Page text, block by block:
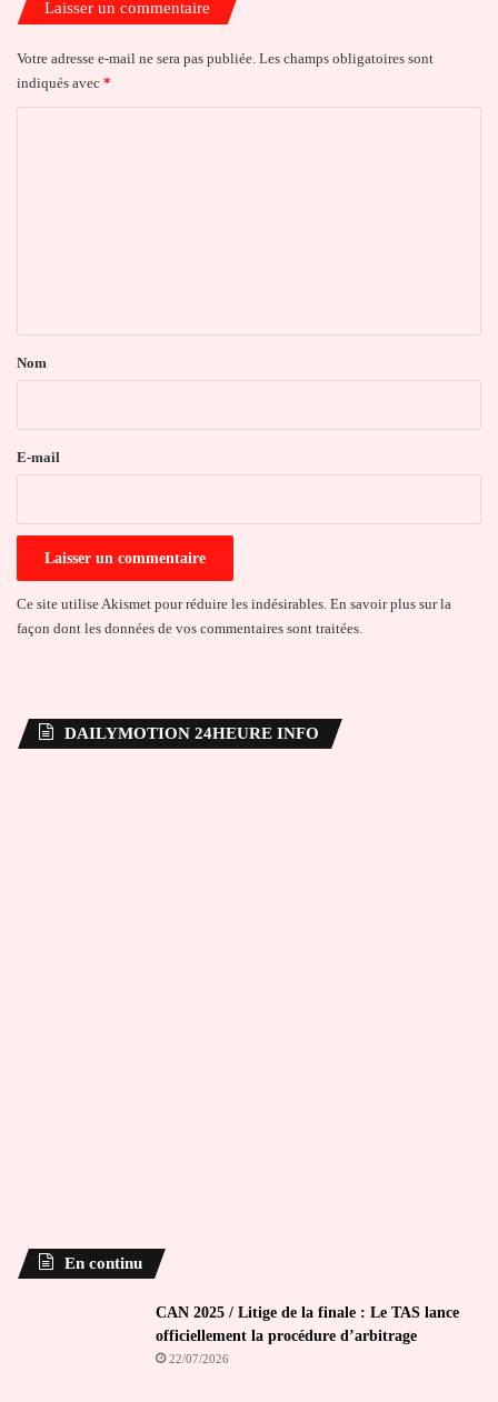
Laisser un commentaire
Votre adresse e-mail ne sera pas publiée. Les champs obligatoires sont
indiqués avec *
a
e
Nom
E-mail
Ce site utilise Akismet pour réduire les indésirables. En savoir plus sur la
façon dont les données de vos commentaires sont traitées.
DAILYMOTION 24HEURE INFO
En continu
CAN 2025 / Litige de la finale : Le TAS lance
officiellement la procédure d’arbitrage
22/07/2026